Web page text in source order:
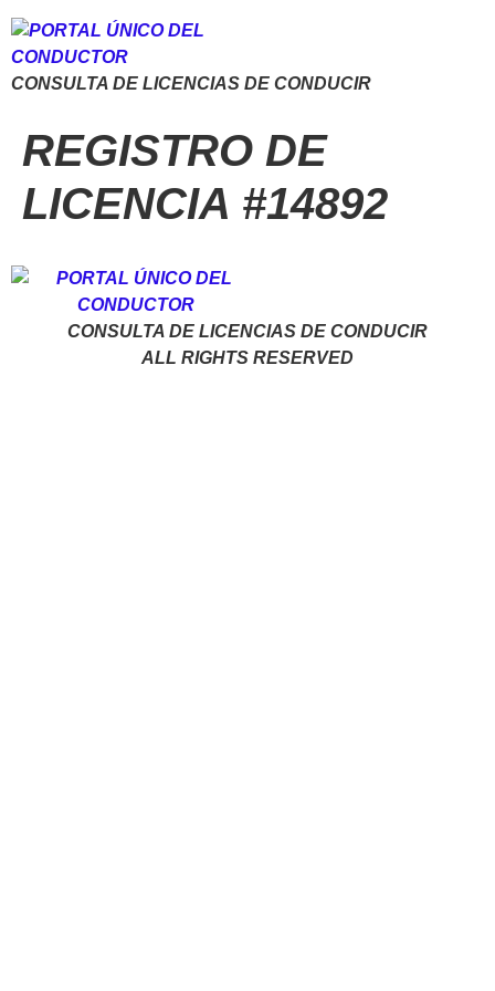
CONSULTA DE LICENCIAS DE CONDUCIR
REGISTRO DE
LICENCIA #14892
CONSULTA DE LICENCIAS DE CONDUCIR
ALL RIGHTS RESERVED